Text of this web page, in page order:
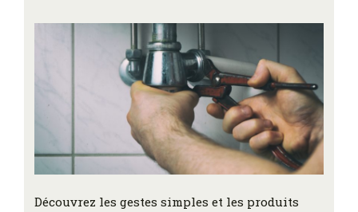
Découvrez les gestes simples et les produits